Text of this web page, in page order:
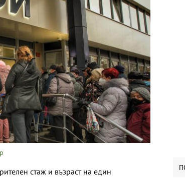
стаж и възраст на един